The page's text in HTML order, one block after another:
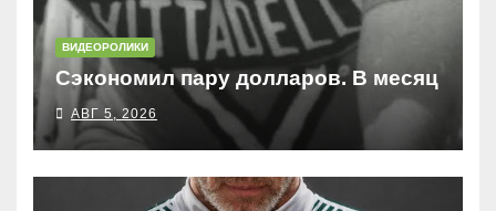
ВИДЕОРОЛИКИ
Сэкономил пару долларов. В месяц
АВГ 5, 2026